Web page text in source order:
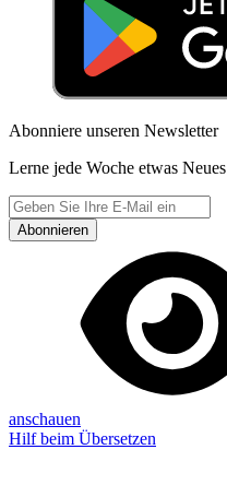
Abonniere unseren Newsletter
Lerne jede Woche etwas Neues
Abonnieren
anschauen
Hilf beim Übersetzen